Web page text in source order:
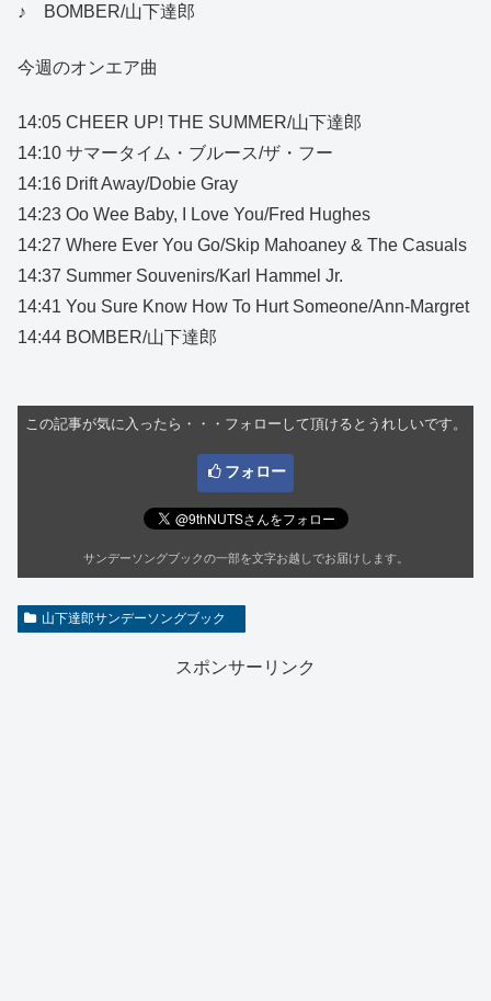
♪ BOMBER/山下達郎
今週のオンエア曲
14:05 CHEER UP! THE SUMMER/山下達郎
14:10 サマータイム・ブルース/ザ・フー
14:16 Drift Away/Dobie Gray
14:23 Oo Wee Baby, I Love You/Fred Hughes
14:27 Where Ever You Go/Skip Mahoaney & The Casuals
14:37 Summer Souvenirs/Karl Hammel Jr.
14:41 You Sure Know How To Hurt Someone/Ann-Margret
14:44 BOMBER/山下達郎
この記事が気に入ったら・・・フォローして頂けるとうれしいです。
フォロー
サンデーソングブックの一部を文字お越しでお届けします。
山下達郎サンデーソングブック
スポンサーリンク